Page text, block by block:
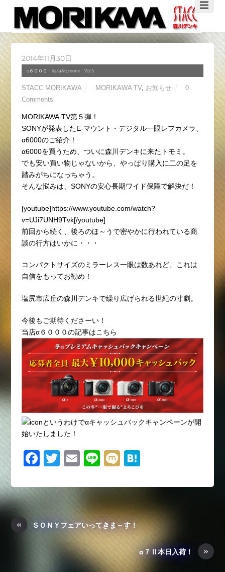
TwitterFacebook
YouTube
2014年11月30日
α６０００ ikuta&tomomi Vol.5
STACC MORIKAWA MORIKAWA TV, お知らせ
0
Comments
MORIKAWA.TV第５弾！
SONYが発表したE-マウント・デジタル一眼レフカメラ、
α6000のご紹介！
α6000を買うため、ついに森川デンキに来たトモミ。
でも安い買い物じゃないから、やっぱり購入に二の足を
踏みがちになっちゃう。
そんな悩みは、SONYの安心長期ワイド保障で解決だ！
[youtube]https://www.youtube.com/watch?
v=UJi7UNH9Tvk[/youtube]
前回から続く、後ろのほ～うで密やかに行われている商
談の行方はいかに・・・
コンパクトサイズのミラーレス一眼は数あれど、これは
自信をもってお勧め！
塩尻市広丘の森川デンキで繰り広げられる世紀の寸劇。
今後もご期待くださーい！
当店α６０００の記事はこちら
というわけでαキャッシュバックキャンペーンが開
始いたしました！
F
c
b
T
tt
E
ail
Li
e
M
e
n
a
« ＳＯＮＹフェアいってきま～す！
»
α７Ⅱ本日入荷！